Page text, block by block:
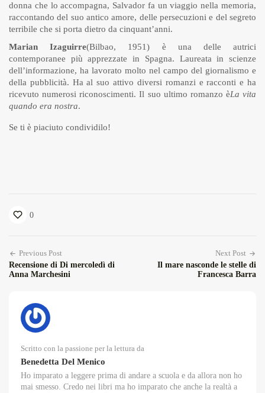
donna che lo accompagna, Salvador fa un viaggio nella memoria,
raccontando del suo antico amore, delle persecuzioni e del segreto
terribile che si porta dietro da cinquant’anni.
Marian Izaguirre(Bilbao, 1951) è una delle autrici
contemporanee più apprezzate in Spagna. Laureata in scienze
dell’informazione, ha lavorato molto nel campo del giornalismo e
della pubblicità. Ha al suo attivo diversi romanzi e racconti e ha
ricevuto numerosi riconoscimenti. Il suo ultimo romanzo èLa vita
quando era nostra.
Se ti è piaciuto condividilo!
0
Previous Post
Recensione di Di mercoledì di
Anna Marchesini
Next Post
Il mare nasconde le stelle di
Francesca Barra
Scritto con la passione per la lettura da
Benedetta Del Menico
Ho imparato a leggere prima di andare a scuola e da allora non ho
mai smesso. Credo nei libri ma ho imparato che anche la realtà a